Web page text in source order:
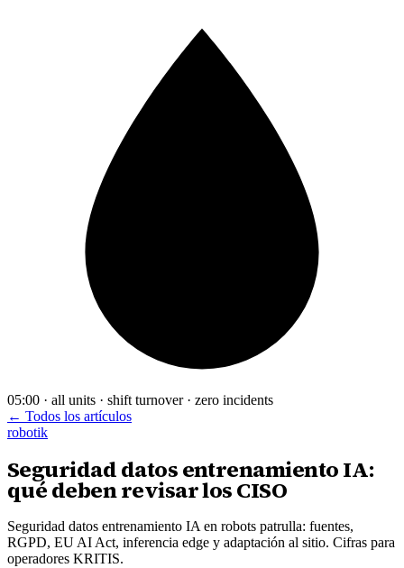
05:00 · all units · shift turnover · zero incidents
← Todos los artículos
robotik
Seguridad datos entrenamiento IA:
qué deben revisar los CISO
Seguridad datos entrenamiento IA en robots patrulla: fuentes,
RGPD, EU AI Act, inferencia edge y adaptación al sitio. Cifras para
operadores KRITIS.